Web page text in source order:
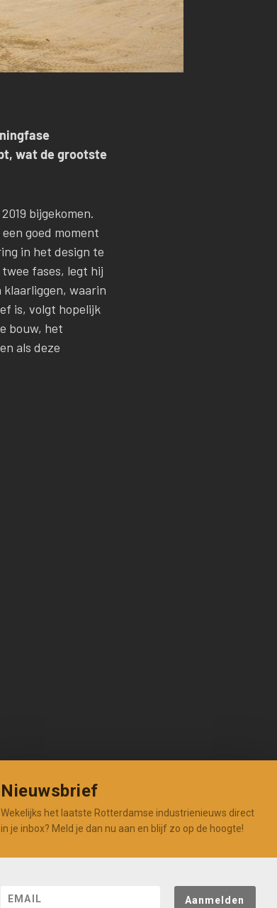
wat de grootste
bijgekomen.
goed moment
in het design te
fases, legt hij
waarin
is, volgt hopelijk
bouw, het
als deze
Nieuwsbrief
Wekelijks het laatste Rotterdamse industrienieuws direct
in je inbox? Meld je dan nu aan en blijf zo op de hoogte!
Aanmelden